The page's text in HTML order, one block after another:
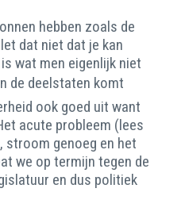
hebben zoals de
dat niet dat je kan
wat men eigenlijk niet
de deelstaten komt
ook goed uit want
acute probleem (lees
stroom genoeg en het
we op termijn tegen de
en dus politiek